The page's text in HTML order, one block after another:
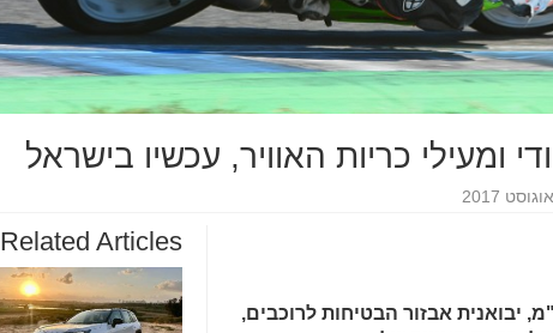
Related Articles
יבואנית אבזור הבטיחות לרוכבים,